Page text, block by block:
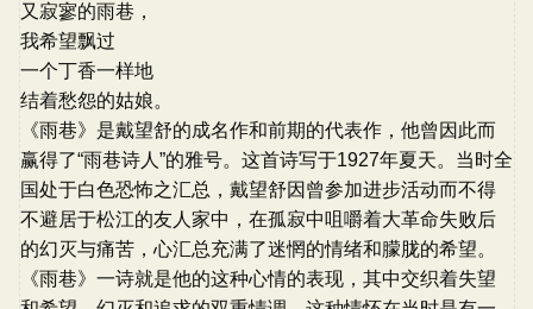
又寂寥的雨巷，
我希望飘过
一个丁香一样地
结着愁怨的姑娘。
《雨巷》是戴望舒的成名作和前期的代表作，他曾因此而
赢得了“雨巷诗人”的雅号。这首诗写于1927年夏天。当时全
国处于白色恐怖之汇总，戴望舒因曾参加进步活动而不得
不避居于松江的友人家中，在孤寂中咀嚼着大革命失败后
的幻灭与痛苦，心汇总充满了迷惘的情绪和朦胧的希望。
《雨巷》一诗就是他的这种心情的表现，其中交织着失望